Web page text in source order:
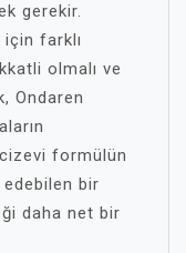
gerekir.
için farklı
olmalı ve
Ondaren
formülün
edebilen bir
daha net bir